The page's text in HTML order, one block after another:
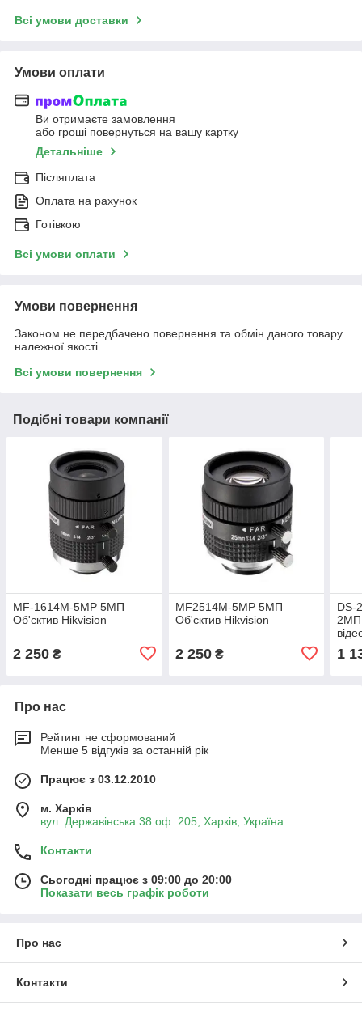
Всі умови доставки
Умови оплати
Ви отримаєте замовлення
або гроші повернуться на вашу картку
Детальніше
Післяплата
Оплата на рахунок
Готівкою
Всі умови оплати
Умови повернення
Законом не передбачено повернення та обмін даного товару
належної якості
Всі умови повернення
Подібні товари компанії
MF-1614M-5MP 5МП
Об'єктив Hikvision
2 250 ₴
MF2514M-5MP 5МП
Об'єктив Hikvision
2 250₴
DS-
2МП
1
Про нас
Рейтинг не сформований
Менше 5 відгуків за останній рік
Працює з 03.12.2010
м. Харків
вул. Державінська 38 оф. 205, Харків, Україна
Контакти
Сьогодні працює з 09:00 до 20:00
Показати весь графік роботи
Про нас
Контакти